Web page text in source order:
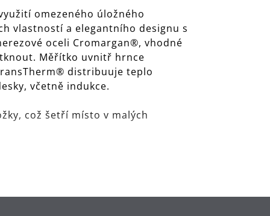
omezeného úložného
vlastností a elegantního designu s
oceli Cromargan®, vhodné
Měřítko uvnitř hrnce
distribuuje teplo
včetně indukce.
což šetří místo v malých